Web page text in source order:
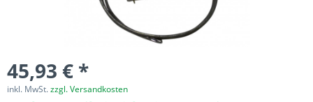
45,93 € *
inkl. MwSt.zzgl. Versandkosten